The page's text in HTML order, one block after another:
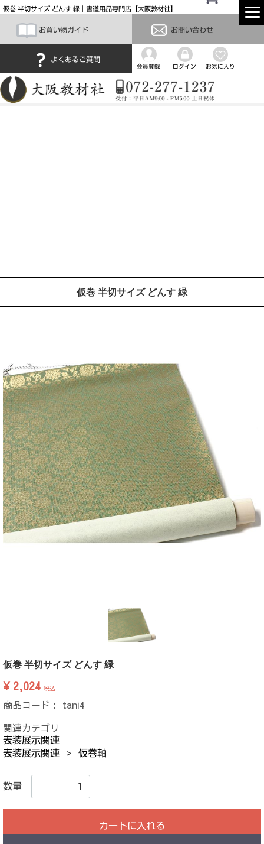
仮巻 半切サイズ どんす 緑｜書道用品専門店【大阪教材社】
お買い物ガイド お問い合わせ
よくあるご質問
会員登録 ログイン お気に入り
仮巻 半切サイズ どんす 緑
仮巻 半切サイズ どんす 緑
¥ 2,024 税込
商品コード： tani4
関連カテゴリ
表装展示関連
表装展示関連
仮巻軸
数量
カートに入れる